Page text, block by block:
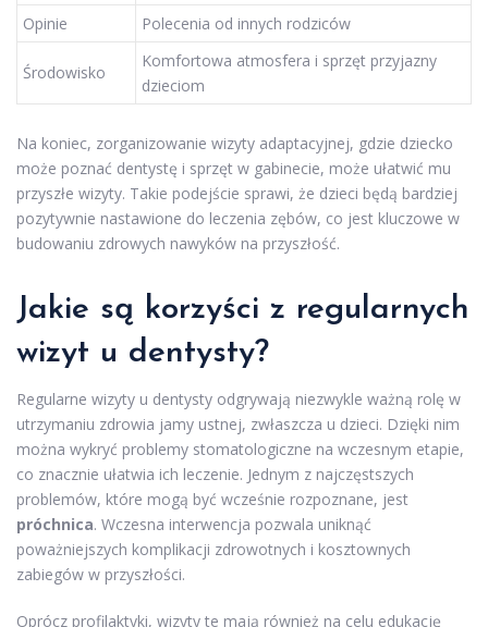
Opinie
Polecenia od innych rodziców
Środowisko
Komfortowa atmosfera i sprzęt przyjazny
dzieciom
Na koniec, zorganizowanie wizyty adaptacyjnej, gdzie dziecko
może poznać dentystę i sprzęt w gabinecie, może ułatwić mu
przyszłe wizyty. Takie podejście sprawi, że dzieci będą bardziej
pozytywnie nastawione do leczenia zębów, co jest kluczowe w
budowaniu zdrowych nawyków na przyszłość.
Jakie są korzyści z regularnych
wizyt u dentysty?
Regularne wizyty u dentysty odgrywają niezwykle ważną rolę w
utrzymaniu zdrowia jamy ustnej, zwłaszcza u dzieci. Dzięki nim
można wykryć problemy stomatologiczne na wczesnym etapie,
co znacznie ułatwia ich leczenie. Jednym z najczęstszych
problemów, które mogą być wcześnie rozpoznane, jest
próchnica. Wczesna interwencja pozwala uniknąć
poważniejszych komplikacji zdrowotnych i kosztownych
zabiegów w przyszłości.
Oprócz profilaktyki, wizyty te mają również na celu edukację